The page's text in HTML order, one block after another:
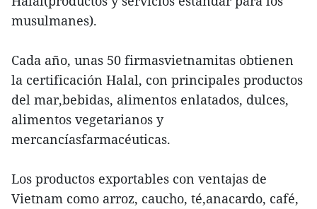
musulmanes).
Cada año, unas 50 firmasvietnamitas obtienen
la certificación Halal, con principales productos
del mar,bebidas, alimentos enlatados, dulces,
alimentos vegetarianos y
mercancíasfarmacéuticas.
Los productos exportables con ventajas de
Vietnam como arroz, caucho, té,anacardo, café,